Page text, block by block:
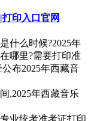
印入口官网
什么时候?2025年
哪里?需要打印准
布2025年西藏音